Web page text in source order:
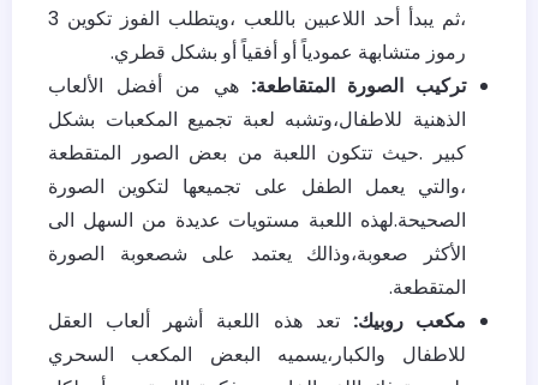
،ثم يبدأ أحد اللاعبين باللعب ،ويتطلب الفوز تكوين 3
رموز متشابهة عمودياً أو أفقياً أو بشكل قطري.
تركيب الصورة المتقاطعة: هي من أفضل الألعاب
الذهنية للاطفال،وتشبه لعبة تجميع المكعبات بشكل
كبير .حيث تتكون اللعبة من بعض الصور المتقطعة
،والتي يعمل الطفل على تجميعها لتكوين الصورة
الصحيحة.لهذه اللعبة مستويات عديدة من السهل الى
الأكثر صعوبة،وذالك يعتمد على شصعوبة الصورة
المتقطعة.
مكعب روبيك: تعد هذه اللعبة أشهر ألعاب العقل
للاطفال والكبار،يسميه البعض المكعب السحري